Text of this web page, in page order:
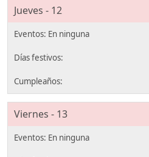
Jueves - 12
Viernes - 13